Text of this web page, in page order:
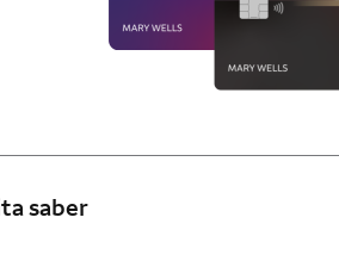
saber